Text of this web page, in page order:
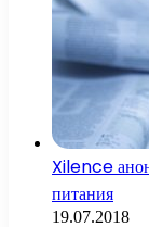
Xilence
питания
19.07.2018